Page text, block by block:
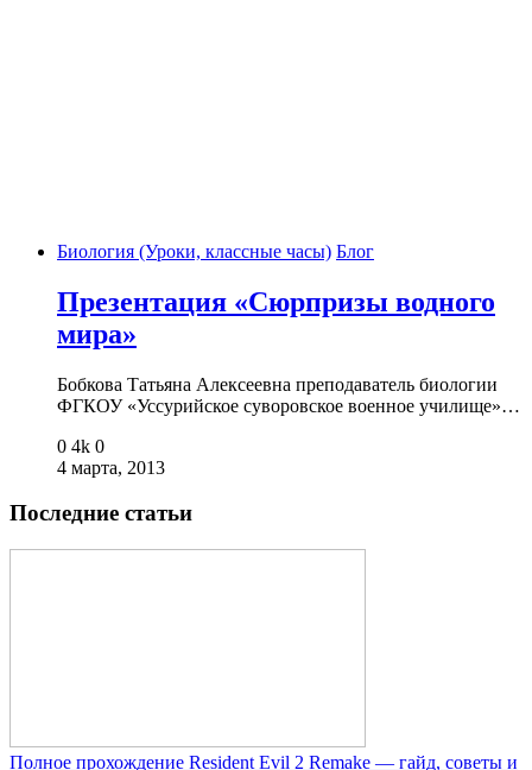
Биология (Уроки, классные часы) Блог
Презентация «Сюрпризы водного
мира»
Бобкова Татьяна Алексеевна преподаватель биологии
ФГКОУ «Уссурийское суворовское военное училище»…
0 4k 0
4 марта, 2013
Последние статьи
Полное прохождение Resident Evil 2 Remake — гайд, советы и